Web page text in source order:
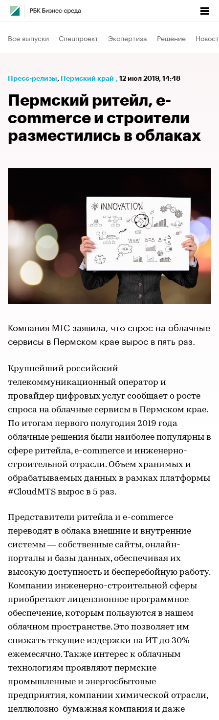
Все выпуски Спецпроект Экспертиза Решение
Пресс-релизы⁠, Пермский край , 12 июл 2019, 14:48
Пермский ритейл, e-
commerce и строители
разместились в облаках
Компания МТС заявила, что спрос на облачные
сервисы в Пермском крае вырос в пять раз.
Крупнейший российский
телекоммуникационный оператор и
провайдер цифровых услуг сообщает о росте
спроса на облачные сервисы в Пермском крае.
По итогам первого полугодия 2019 года
облачные решения были наиболее популярны в
сфере ритейла, e-commerce и инженерно-
строительной отрасли. Объем хранимых и
обрабатываемых данных в рамках платформы
#CloudMTS вырос в 5 раз.
Представители ритейла и e-commerce
переводят в облака внешние и внутренние
системы — собственные сайты, онлайн-
порталы и базы данных, обеспечивая их
высокую доступность и бесперебойную работу.
Компании инженерно-строительной сферы
приобретают лицензионное программное
обеспечение, которым пользуются в нашем
облачном пространстве. Это позволяет им
снижать текущие издержки на ИТ до 30%
ежемесячно. Также интерес к облачным
технологиям проявляют пермские
промышленные и энергосбытовые
предприятия, компании химической отрасли,
целлюлозно-бумажная компания и даже